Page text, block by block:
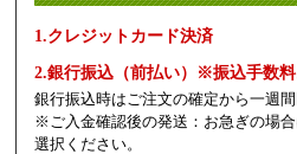
1.クレジットカード決済
2.銀行振込（前払い）※振込手数
銀行振込時はご注文の確定から一週
※ご入金確認後の発送：お急ぎの場
選択ください。